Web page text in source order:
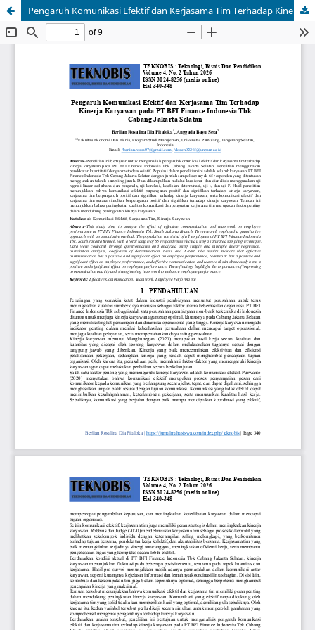
Pengaruh Komunikasi Efektif dan Kerjasama Tim Terhadap Kinerja Karyawan pada PT BFI Finance Indonesia Tbk Cabang Jakarta Selatan